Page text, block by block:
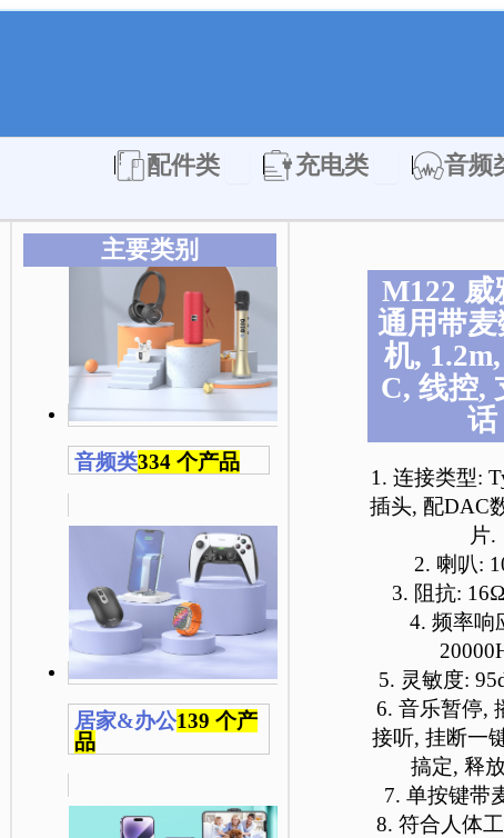
配件类 Open 配件类充电类 Open 充电类音频
主要类别
音频类334 个产品
居家&办公139 个产
品
M122 威
通用带
机,
C, 线控,
话
1. 连接类型:
插头, 配DAC
片.
2. 喇叭:
3. 阻抗:
4. 频率响
5. 灵敏度:
6. 音乐暂停,
接听, 挂断一
搞定, 释
7. 单按键带
8. 符合人体